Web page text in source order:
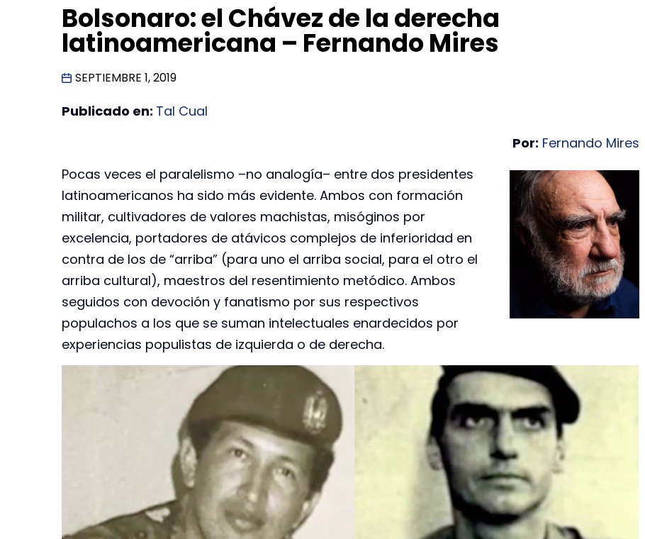
Bolsonaro: el Chávez de la derecha
latinoamericana – Fernando Mires
SEPTIEMBRE 1, 2019
Publicado en: Tal Cual
Por: Fernando Mires
Pocas veces el paralelismo –no analogía– entre dos presidentes
latinoamericanos ha sido más evidente. Ambos con formación
militar, cultivadores de valores machistas, misóginos por
excelencia, portadores de atávicos complejos de inferioridad en
contra de los de “arriba” (para uno el arriba social, para el otro el
arriba cultural), maestros del resentimiento metódico. Ambos
seguidos con devoción y fanatismo por sus respectivos
populachos a los que se suman intelectuales enardecidos por
experiencias populistas de izquierda o de derecha.